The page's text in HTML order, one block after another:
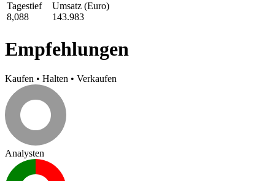
Tagestief
8,088
Umsatz (Euro)
143.983
Empfehlungen
Kaufen • Halten • Verkaufen
Analysten